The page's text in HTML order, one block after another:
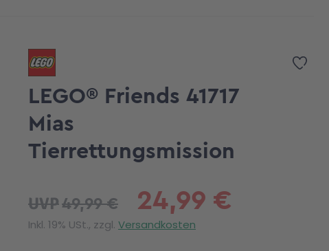
Zur
LEGO® Friends 41717
Mias
Tierrettungsmission
24,99 €
UVP49,99 €
Inkl. 19% USt., zzgl. Versandkosten